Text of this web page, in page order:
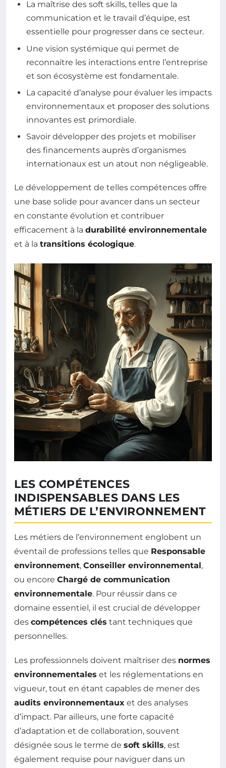
La maîtrise des soft skills, telles que la
communication et le travail d’équipe, est
essentielle pour progresser dans ce secteur.
Une vision systémique qui permet de
reconnaitre les interactions entre l’entreprise
et son écosystème est fondamentale.
La capacité d’analyse pour évaluer les impacts
environnementaux et proposer des solutions
innovantes est primordiale.
Savoir développer des projets et mobiliser
des financements auprès d’organismes
internationaux est un atout non négligeable.
Le développement de telles compétences offre
une base solide pour avancer dans un secteur
en constante évolution et contribuer
efficacement à la durabilité environnementale
et à la transitions écologique.
LES COMPÉTENCES
INDISPENSABLES DANS LES
MÉTIERS DE L’ENVIRONNEMENT
Les métiers de l’environnement englobent un
éventail de professions telles que Responsable
environnement, Conseiller environnemental,
ou encore Chargé de communication
environnementale. Pour réussir dans ce
domaine essentiel, il est crucial de développer
des compétences clés tant techniques que
personnelles.
Les professionnels doivent maîtriser des normes
environnementales et les réglementations en
vigueur, tout en étant capables de mener des
audits environnementaux et des analyses
d’impact. Par ailleurs, une forte capacité
d’adaptation et de collaboration, souvent
désignée sous le terme de soft skills, est
également requise pour naviguer dans un